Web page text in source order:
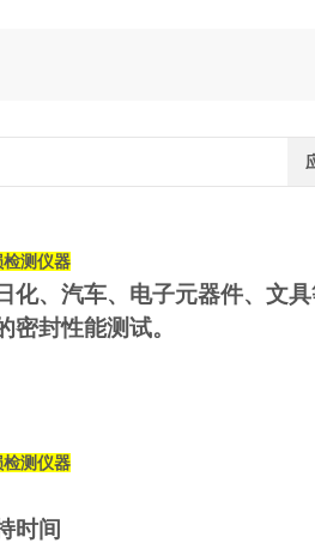
测仪器
化、汽车、电子元器件、文
封性能测试。
测仪器
时间